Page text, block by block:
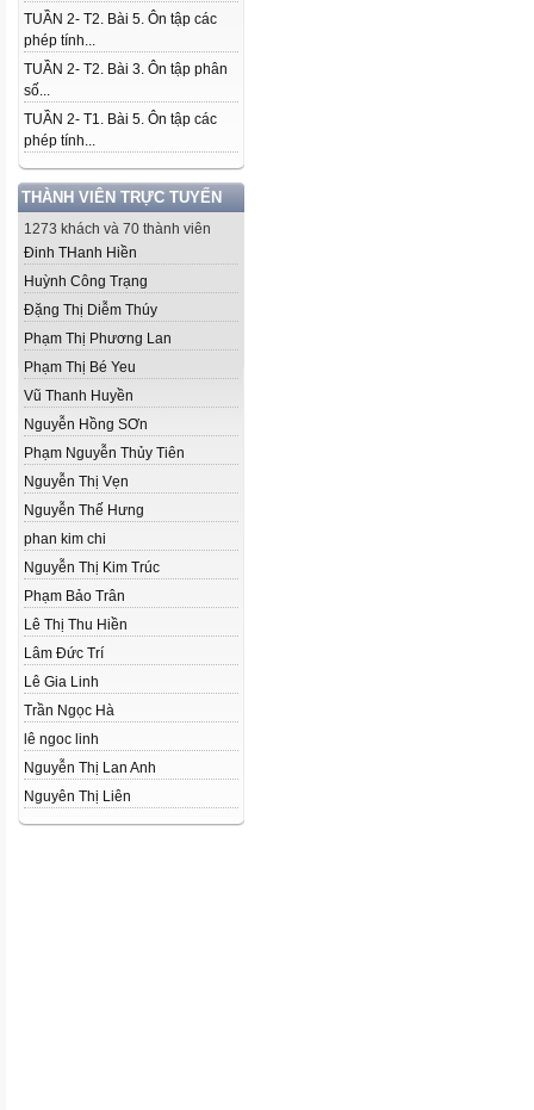
TUẦN 2- T2. Bài 5. Ôn tập các
phép tính...
TUẦN 2- T2. Bài 3. Ôn tập phân
số...
TUẦN 2- T1. Bài 5. Ôn tập các
phép tính...
THÀNH VIÊN TRỰC TUYẾN
1273 khách và 70 thành viên
Đinh THanh Hiền
Huỳnh Công Trạng
Đặng Thị Diễm Thúy
Phạm Thị Phương Lan
Phạm Thị Bé Yeu
Vũ Thanh Huyền
Nguyễn Hồng SƠn
Phạm Nguyễn Thủy Tiên
Nguyễn Thị Vẹn
Nguyễn Thế Hưng
phan kim chi
Nguyễn Thị Kim Trúc
Phạm Bảo Trân
Lê Thị Thu Hiền
Lâm Đức Trí
Lê Gia Linh
Trần Ngọc Hà
lê ngoc linh
Nguyễn Thị Lan Anh
Nguyên Thị Liên